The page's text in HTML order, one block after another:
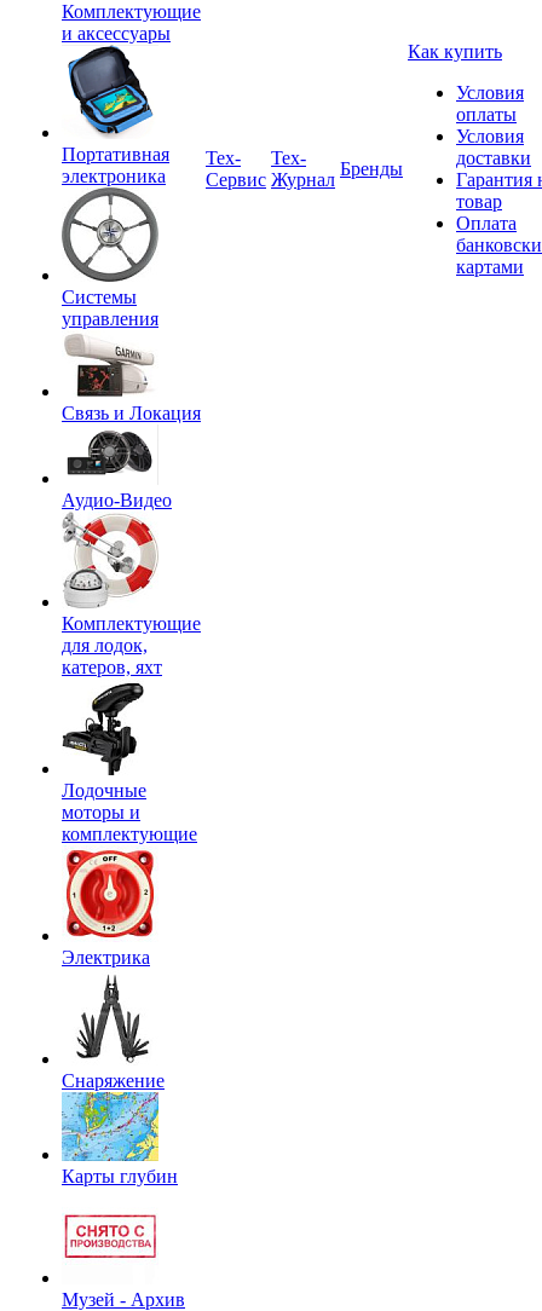
Комплектующие
и аксессуары
Портативная
электроника
Системы
управления
Связь и Локация
Аудио-Видео
Комплектующие
для лодок,
катеров, яхт
Лодочные
моторы и
комплектующие
Электрика
Снаряжение
Карты глубин
Музей - Архив
Tex-
Сервис
Тех-
Журнал
Бренды
Как купить
Условия
оплаты
Условия
доставки
Гарантия
товар
Оплата
картами